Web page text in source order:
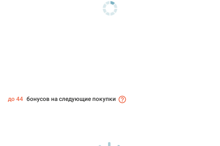
до 44 бонусов на следующие покупки